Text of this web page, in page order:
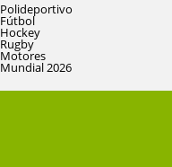
Polideportivo
Fútbol
Hockey
Rugby
Motores
Mundial 2026